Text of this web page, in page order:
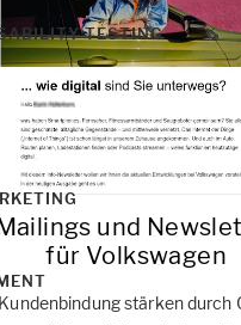
TESTING
und
für Volkswagen
Kundenbindung stärken durch